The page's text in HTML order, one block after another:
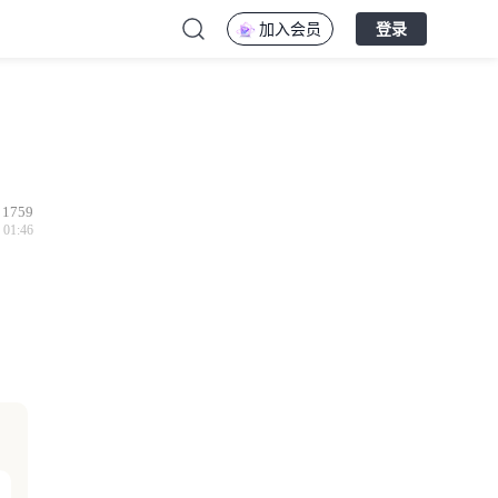
加入会员 登录
1759
01:46